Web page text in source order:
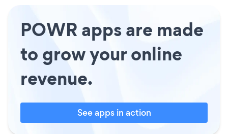
POWR apps are made
to grow your online
revenue.
See apps in action